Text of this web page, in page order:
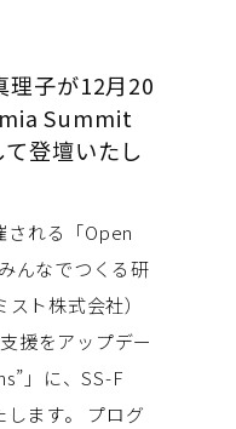
理子が12月20
Summit
登壇いたし
される「Open
んなでつくる研
ト株式会社）
援をアップデー
」に、SS-F
ます。 プログ